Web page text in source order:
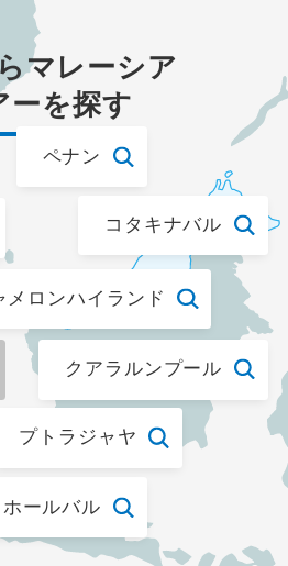
マレーシア
ーを探す
クアラルンプール
ペナン
コタキナバル
ホールバル
メロンハイランド
プトラジャヤ